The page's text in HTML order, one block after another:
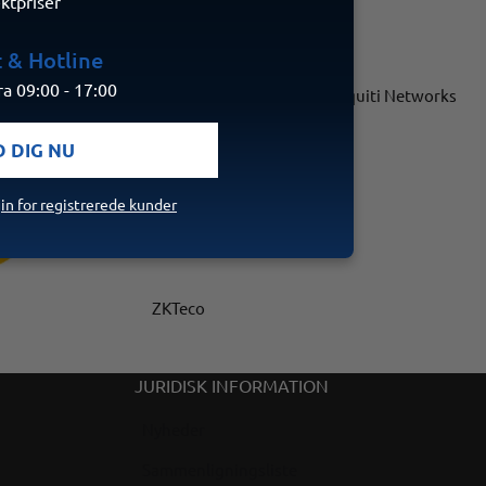
Ubiquiti Networks
ZKTeco
JURIDISK INFORMATION
& Hotline
09:00 - 17:00
DIG NU
for registrerede kunder